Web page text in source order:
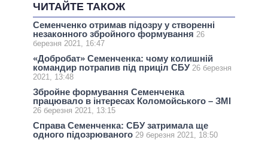
ЧИТАЙТЕ ТАКОЖ
Семенченко отримав підозру у створенні
незаконного збройного формування 26
березня 2021, 16:47
«Добробат» Семенченка: чому колишній
командир потрапив під приціл СБУ 26 березня
2021, 13:48
Збройне формування Семенченка
працювало в інтересах Коломойського – ЗМІ
26 березня 2021, 13:15
Справа Семенченка: СБУ затримала ще
одного підозрюваного 29 березня 2021, 18:50